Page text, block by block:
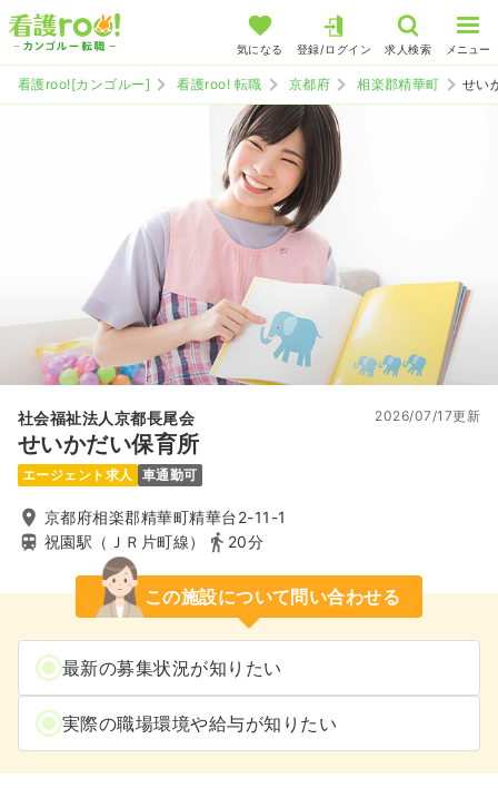
気になる 登録/ログイン 求人検索 メニュー
看護roo![カンゴルー] 看護roo! 転職 京都府 相楽郡精華町 せい
社会福祉法人京都長尾会
せいかだい保育所
2026/07/17更新
エージェント求人 車通勤可
京都府相楽郡精華町精華台2-11-1
祝園駅（ＪＲ片町線）
20分
この施設について問い合わせる
最新の募集状況が知りたい
実際の職場環境や給与が知りたい